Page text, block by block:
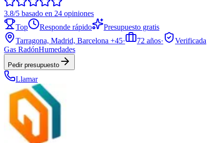
3.8/5 basado en 24 opiniones
Top
Responde rápido
Presupuesto gratis
Tarragona, Madrid, Barcelona +45· 72 años·
Verificada
Gas RadónHumedades
Pedir presupuesto
Llamar